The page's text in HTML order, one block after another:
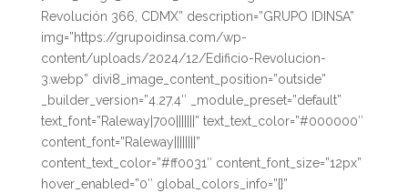
Revolución 366, CDMX” description=”GRUPO IDINSA”
img=”https://grupoidinsa.com/wp-
content/uploads/2024/12/Edificio-Revolucion-
3.webp” divi8_image_content_position=”outside”
_builder_version=”4.27.4″ _module_preset=”default”
text_font=”Raleway|700|||||||” text_text_color=”#000000″
content_font=”Raleway||||||||”
content_text_color=”#ff0031″ content_font_size=”12px”
hover_enabled=”0″ global_colors_info=”{}”